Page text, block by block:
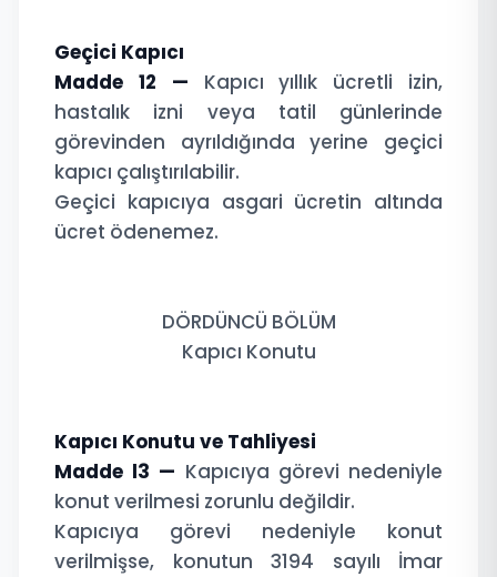
Geçici Kapıcı
Madde 12 — Kapıcı yıllık ücretli izin,
hastalık izni veya tatil günlerinde
görevinden ayrıldığında yerine geçici
kapıcı çalıştırılabilir.
Geçici kapıcıya asgari ücretin altında
ücret ödenemez.
DÖRDÜNCÜ BÖLÜM
Kapıcı Konutu
Kapıcı Konutu ve Tahliyesi
Madde l3 — Kapıcıya görevi nedeniyle
konut verilmesi zorunlu değildir.
Kapıcıya görevi nedeniyle konut
verilmişse, konutun 3194 sayılı İmar